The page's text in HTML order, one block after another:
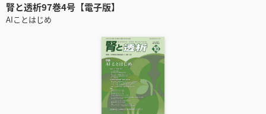
腎と透析97巻4号【電子版】
AIことはじめ